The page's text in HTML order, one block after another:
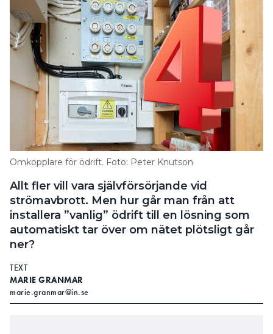
Omkopplare för ödrift. Foto: Peter Knutson
Allt fler vill vara självförsörjande vid
strömavbrott. Men hur går man från att
installera ”vanlig” ödrift till en lösning som
automatiskt tar över om nätet plötsligt går
ner?
TEXT
MARIE GRANMAR
marie.granmar@in.se